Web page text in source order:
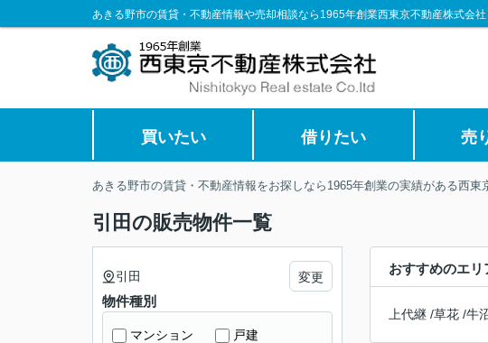
あきる野市の賃貸・不動産情報や売却相談なら1965年創業西東京不動産株式会社
買いたい 借りたい 売
あきる野市の賃貸・不動産情報をお探しなら1965年創業の実績がある西東
引田の販売物件一覧
おすすめのエリ
上代継 /草花 /牛
引田 変更
物件種別
マンション 戸建